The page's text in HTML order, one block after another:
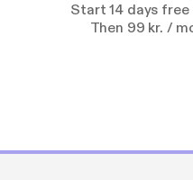
Start 14 days
Then 99 kr. /